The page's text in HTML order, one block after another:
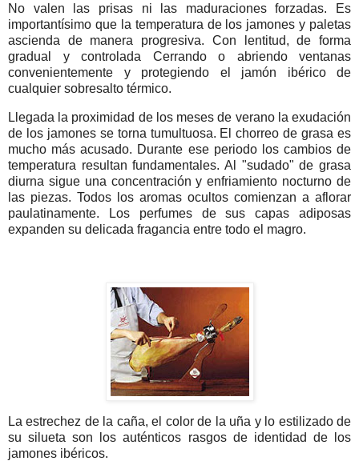
No valen las prisas ni las maduraciones forzadas. Es
importantísimo que la temperatura de los jamones y paletas
ascienda de manera progresiva. Con lentitud, de forma
gradual y controlada Cerrando o abriendo ventanas
convenientemente y protegiendo el jamón ibérico de
cualquier sobresalto térmico.
Llegada la proximidad de los meses de verano la exudación
de los jamones se torna tumultuosa. El chorreo de grasa es
mucho más acusado. Durante ese periodo los cambios de
temperatura resultan fundamentales. Al "sudado" de grasa
diurna sigue una concentración y enfriamiento nocturno de
las piezas. Todos los aromas ocultos comienzan a aflorar
paulatinamente. Los perfumes de sus capas adiposas
expanden su delicada fragancia entre todo el magro.
La estrechez de la caña, el color de la uña y lo estilizado de
su silueta son los auténticos rasgos de identidad de los
jamones ibéricos.